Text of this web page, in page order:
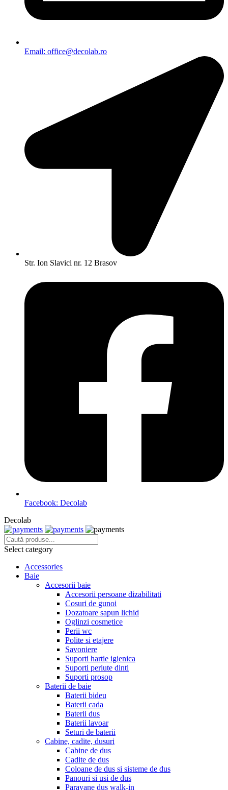
Email: office@decolab.ro
Str. Ion Slavici nr. 12 Brasov
Facebook: Decolab
Decolab
Select category
Accessories
Baie
Accesorii baie
Accesorii persoane dizabilitati
Cosuri de gunoi
Dozatoare sapun lichid
Oglinzi cosmetice
Perii wc
Polite si etajere
Savoniere
Suporti hartie igienica
Suporti periute dinti
Suporti prosop
Baterii de baie
Baterii bideu
Baterii cada
Baterii dus
Baterii lavoar
Seturi de baterii
Cabine, cadite, dusuri
Cabine de dus
Cadite de dus
Coloane de dus si sisteme de dus
Panouri si usi de dus
Paravane dus walk-in